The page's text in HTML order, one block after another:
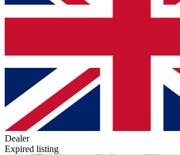
Dealer
Expired listing